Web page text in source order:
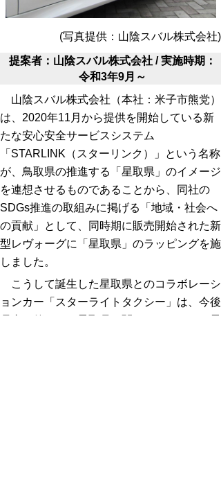
(写真提供：山陰スバル株式会社)
提案者：山陰スバル株式会社 / 実施時期：
令和3年9月～
山陰スバル株式会社（本社：米子市熊党）
は、2020年11月から提供を開始している新
たな安心安全サービスシステム
「STARLINK（スターリンク）」という名称
が、鳥取県の推進する「星取県」のイメージ
を連想させるものであることから、同社の
SDGs推進の取組みに掲げる「地域・社会へ
の貢献」として、同時期に販売開始された新
型レヴォーグに「星取県」のラッピングを施
しました。
こうして誕生した星取県とのコラボレーシ
ョンカー「スターライトタクシー」は、今後